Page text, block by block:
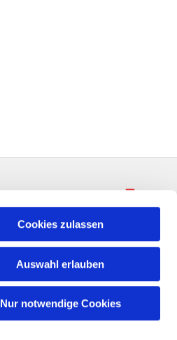
Cookies zulassen
Auswahl erlauben
Nur notwendige Cookies